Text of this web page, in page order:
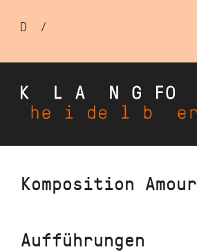
Direkt
Sprachumschalter
D /
Komposition Amour
Aufführungen